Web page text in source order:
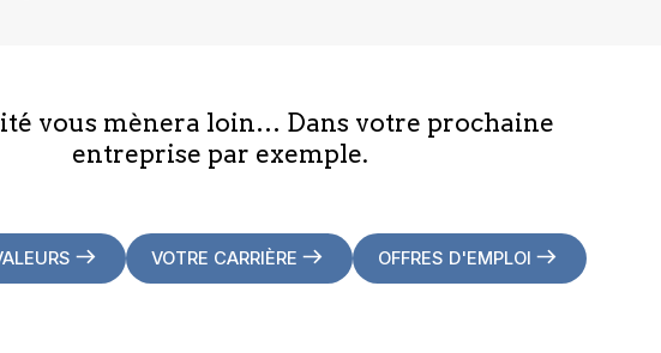
vous mènera loin… Dans votre prochaine
entreprise par exemple.
VOTRE CARRIÈRE OFFRES D'EMPLOI